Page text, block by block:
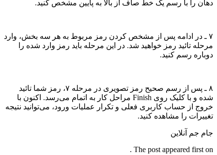
دهان را با رسم یک خط صاف از بالا به پایین مشخص کنید.
۷ ـ در ادامه پس از مشخص کردن رمز مربوط به هر سه بخش، وارد
مرحله تائید رمز خواهید شد. در این مرحله ‌باید رمز وارد شده را
دوباره رسم کنید.
۸ ـ پس از رسم صحیح رمز تصویری در مرحله ۷، رمز شما تائید
شده و با کلیک روی Finish مراحل کار به اتمام می‌رسد. اکنون با
خروج از حساب کاربری فعلی و تکرار عملیات ورود، می‌توانید نتیجه
تغییرات را مشاهده کنید.
جام جم آنلاین
The post appeared first on .